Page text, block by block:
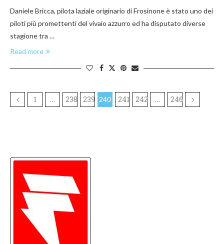
Daniele Bricca, pilota laziale originario di Frosinone è stato uno dei
piloti più promettenti del vivaio azzurro ed ha disputato diverse
stagione tra …
Read more
1 … 238 239 240 241 242 … 246